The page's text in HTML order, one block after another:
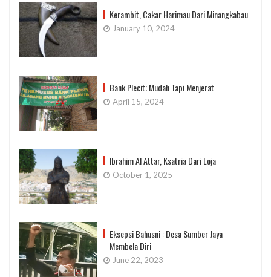
Kerambit, Cakar Harimau Dari Minangkabau
January 10, 2024
Bank Plecit; Mudah Tapi Menjerat
April 15, 2024
Ibrahim Al Attar, Ksatria Dari Loja
October 1, 2025
Eksepsi Bahusni : Desa Sumber Jaya
Membela Diri
June 22, 2023